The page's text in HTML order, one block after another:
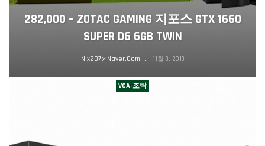
282,000 – ZOTAC GAMING 지포스 GTX 1660
SUPER D6 6GB TWIN
Nix207@naver.com 11월 9, 2019
VGA-조탁